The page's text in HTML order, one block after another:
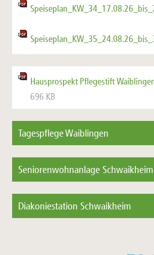
Hausprospekt Pflegestift
696 KB
Tagespflege Waiblingen
Seniorenwohnanlage Schwaikheim
Diakoniestation Schwaikheim